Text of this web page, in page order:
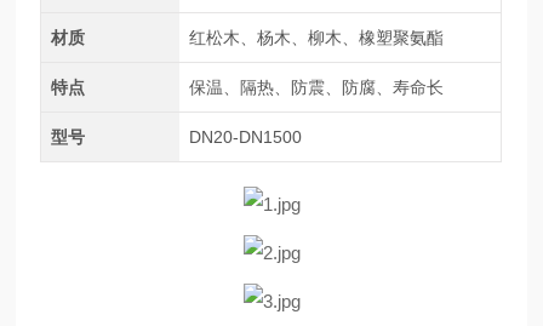
材质 红松木、杨木、柳木、橡塑聚氨酯
特点 保温、隔热、防震、防腐、寿命长
型号 DN20-DN1500